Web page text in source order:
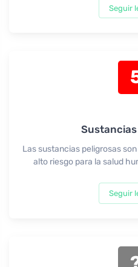
Seguir
Las sustancias peligrosas
alto riesgo para la salud
Seguir